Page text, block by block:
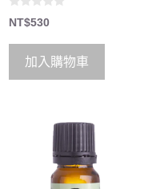
0
o
t
5
NT$530
加入購物車